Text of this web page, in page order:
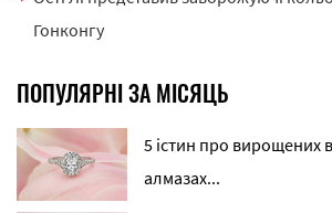
Гонконгу
ПОПУЛЯРНІ ЗА МІСЯЦЬ
5 істин про вирощених
алмазах...